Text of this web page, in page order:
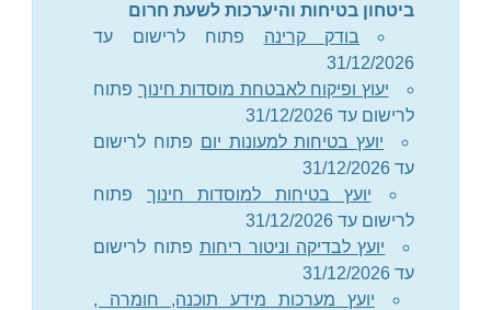
ביטחון בטיחות והיערכות לשעת חרום
בודק קרינה פתוח לרישום עד
31/12/2026
יעוץ ופיקוח לאבטחת מוסדות חינוך פתוח
לרישום עד 31/12/2026
יועץ בטיחות למעונות יום פתוח לרישום
עד 31/12/2026
יועץ בטיחות למוסדות חינוך פתוח
לרישום עד 31/12/2026
יועץ לבדיקה וניטור ריחות פתוח לרישום
עד 31/12/2026
יועץ מערכות מידע תוכנה, חומרה ,